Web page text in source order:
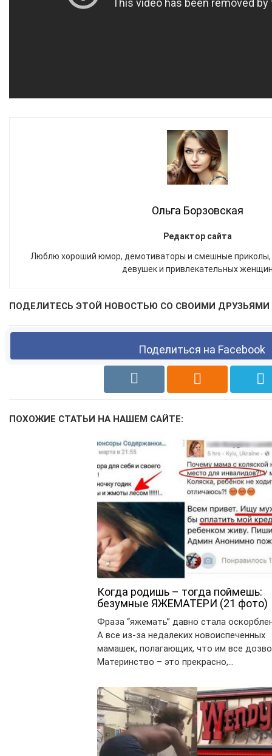
Ольга Борзовская
Редактор сайта
Люблю хороший юмор, демотиваторы и смешные приколы,
девушек и привлекательных
ПОДЕЛИТЕСЬ ЭТОЙ НОВОСТЬЮ СО СВОИМИ ДРУЗЬЯМИ
Поделиться на Facebook
ПОХОЖИЕ СТАТЬИ НА НАШЕМ САЙТЕ:
Когда родишь – тогда поймешь:
безумные ЯЖЕМАТЕРИ (21 фото)
Фраза “яжемать” давно стала
А все из-за недалеких новоиспеченных
мамашек, полагающих, что им все
Материнство – это прекрасно,…